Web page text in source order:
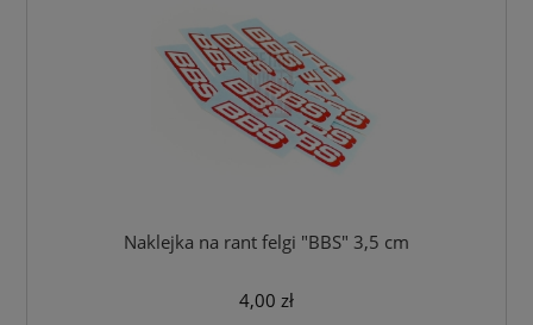
Naklejka na rant felgi "BBS" 3,5 cm
4,00 zł